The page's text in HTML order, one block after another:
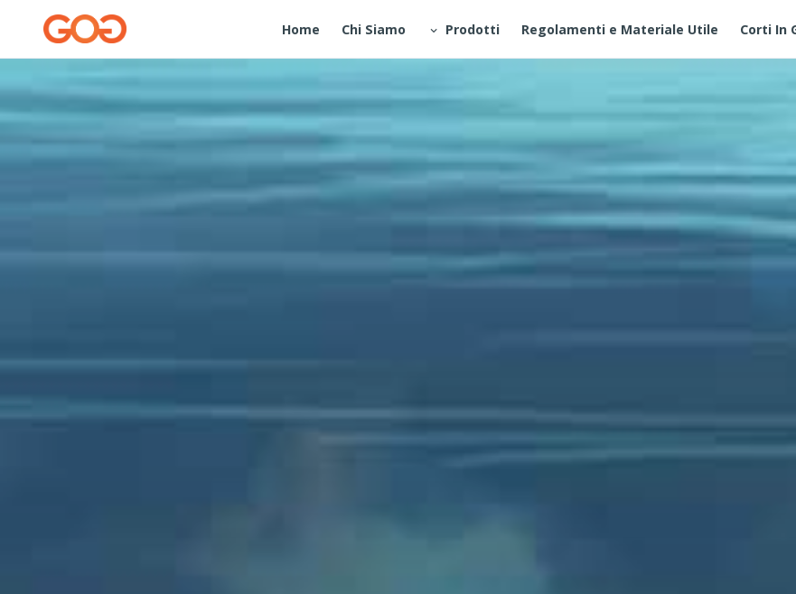
Home Chi Siamo Prodotti Regolamenti e Materiale Utile Corti In